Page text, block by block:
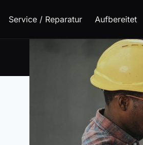
Service / Reparatur Aufbereitet